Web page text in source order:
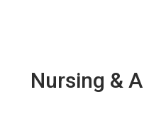
Nursing &